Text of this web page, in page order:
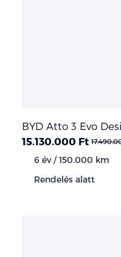
BYD Atto 3 Evo
15.130.000 Ft
6 év / 150.000 km
Rendelés alatt